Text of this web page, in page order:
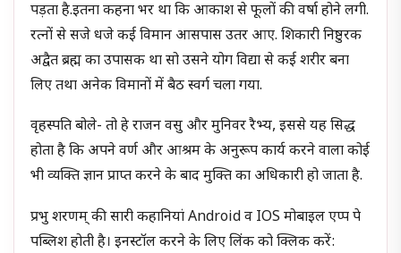
पड़ता है.इतना कहना भर था कि आकाश से फूलों की वर्षा होने लगी.
रत्नों से सजे धजे कई विमान आसपास उतर आए. शिकारी निष्ठुरक
अद्वैत ब्रह्म का उपासक था सो उसने योग विद्या से कई शरीर बना
लिए तथा अनेक विमानों में बैठ स्वर्ग चला गया.
वृहस्पति बोले- तो हे राजन वसु और मुनिवर रैभ्य, इससे यह सिद्ध
होता है कि अपने वर्ण और आश्रम के अनुरूप कार्य करने वाला कोई
भी व्यक्ति ज्ञान प्राप्त करने के बाद मुक्ति का अधिकारी हो जाता है.
प्रभु शरणम् की सारी कहानियां Android व IOS मोबाइल एप्प पे
पब्लिश होती है। इनस्टॉल करने के लिए लिंक को क्लिक करें: